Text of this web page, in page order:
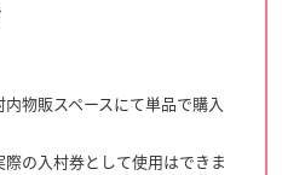
物販スペースにて単品で購入
の入村券として使用はできま